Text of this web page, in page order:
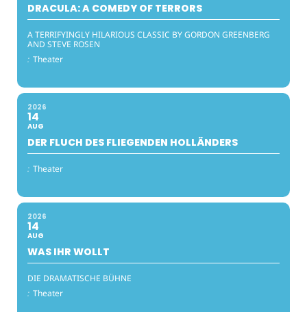
DRACULA: A COMEDY OF TERRORS
A TERRIFYINGLY HILARIOUS CLASSIC BY GORDON GREENBERG
AND STEVE ROSEN
: Theater
2026
14
AUG
DER FLUCH DES FLIEGENDEN HOLLÄNDERS
: Theater
2026
14
AUG
WAS IHR WOLLT
DIE DRAMATISCHE BÜHNE
: Theater